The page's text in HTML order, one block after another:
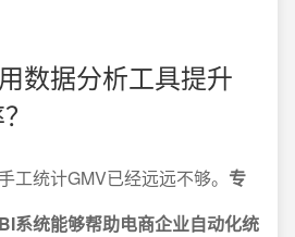
数据分析工具提升
工统计GMV已经远远不够。 专
系统能够帮助电商企业自动化统